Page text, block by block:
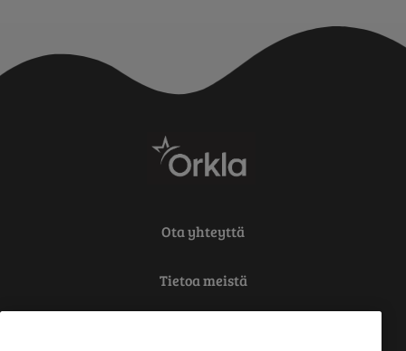
Ota yhteyttä
Tietoa meistä